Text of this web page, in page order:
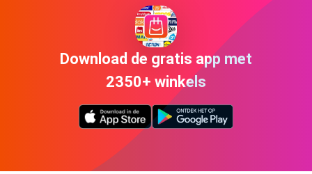
Download de gratis app met
2350+ winkels